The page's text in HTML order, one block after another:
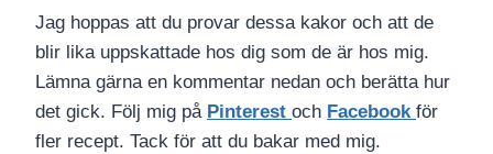
Jag hoppas att du provar dessa kakor och att de
blir lika uppskattade hos dig som de är hos mig.
Lämna gärna en kommentar nedan och berätta hur
det gick. Följ mig på Pinterest och Facebook för
fler recept. Tack för att du bakar med mig.